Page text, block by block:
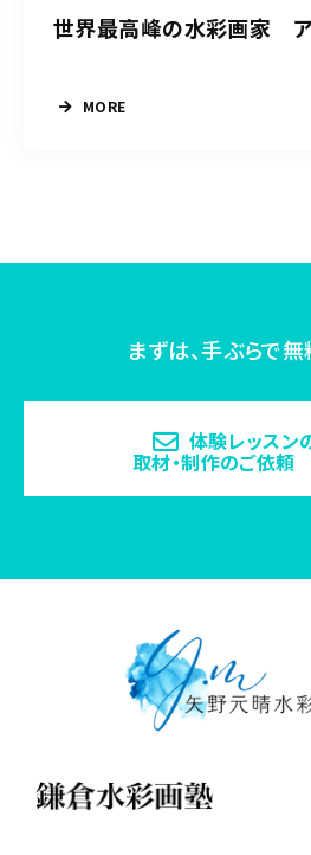
世界最高峰の水彩画家 ア
MORE
まずは、手ぶらで無
体験レッスン
取材・制作のご依